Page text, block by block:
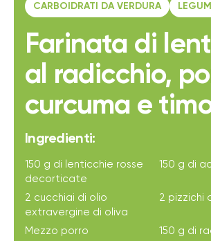
CARBOIDRATI DA VERDURA LEGUMI
Farinata di
al radicchio,
curcuma e
Ingredienti:
150 g di lenticchie rosse
decorticate
150 g di
2 cucchiai di olio
extravergine di oliva
2 pizzichi
Mezzo porro
150 g di